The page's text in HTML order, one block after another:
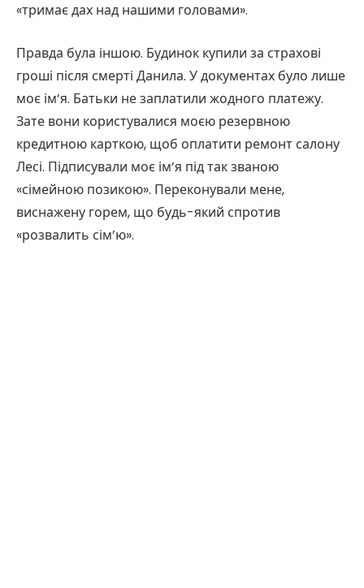
«тримає дах над нашими головами».
Правда була іншою. Будинок купили за страхові
гроші після смерті Данила. У документах було лише
моє ім’я. Батьки не заплатили жодного платежу.
Зате вони користувалися моєю резервною
кредитною карткою, щоб оплатити ремонт салону
Лесі. Підписували моє ім’я під так званою
«сімейною позикою». Переконували мене,
виснажену горем, що будь-який спротив
«розвалить сім’ю».